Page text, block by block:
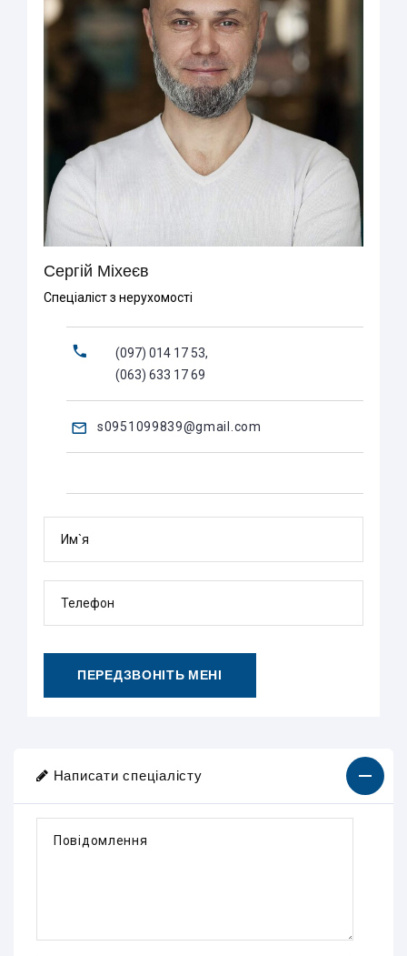
Сергій Міхеєв
Спеціаліст з нерухомості
(097) 014 17 53,
(063) 633 17 69
s0951099839@gmail.com
Им`я
Телефон
ПЕРЕДЗВОНІТЬ МЕНІ
Написати спеціалісту
Повідомлення